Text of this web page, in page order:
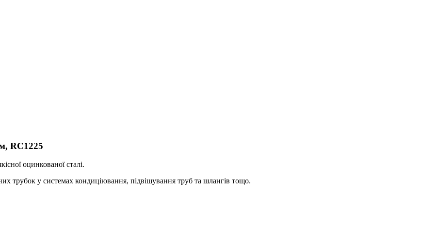
RC1225
оцинкованої сталі.
трубок у системах кондиціювання, підвішування труб та шлангів тощо.